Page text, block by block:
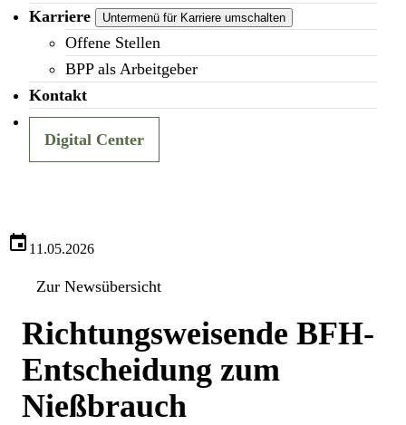
Karriere
Untermenü für Karriere umschalten
Offene Stellen
BPP als Arbeitgeber
Kontakt
Digital Center
11.05.2026
Zur Newsübersicht
Richtungsweisende BFH-
Entscheidung zum
Nießbrauch